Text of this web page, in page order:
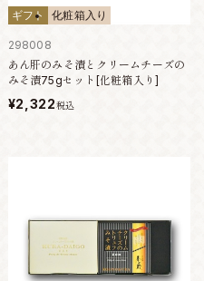
ギフト 化粧箱入り
298008
あん肝のみそ漬とクリームチーズの
みそ漬75gセット[化粧箱入り]
¥2,322税込